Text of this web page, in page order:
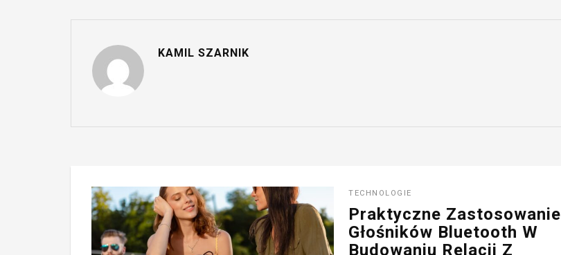
KAMIL SZARNIK
TECHNOLOGIE
Praktyczne Zastosowanie
Głośników Bluetooth W
Budowaniu Relacji Z